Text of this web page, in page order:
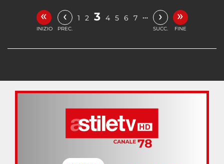
«
INIZIO
‹
PREC.
1 2 3 4 5 6 7 … ›
SUCC.
»
FINE